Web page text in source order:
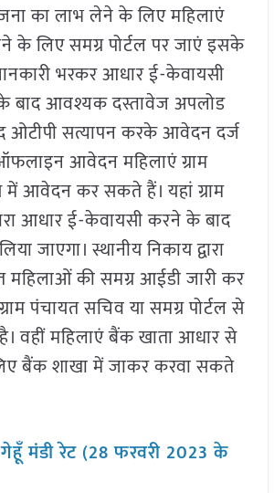
का लाभ लेने के लिए महिलाएं
के लिए समग्र पोर्टल पर जाएं इसके
भरकर आधार ई-केवायसी
बाद आवश्यक दस्तावेज अपलोड
ओटीपी सत्यापन करके आवेदन दर्ज
आवेदन महिलाएं ग्राम
में आवेदन कर सकते हैं। यहां ग्राम
आधार ई-केवायसी करने के बाद
जाएगा। स्थानीय निकाय द्वारा
महिलाओं की समग्र आईडी जारी कर
पंचायत सचिव या समग्र पोर्टल से
वहीं महिलाएं बैंक खाता आधार से
बैंक शाखा में जाकर करवा सकते
गेहूँ मंडी रेट (28 फरवरी 2023 के